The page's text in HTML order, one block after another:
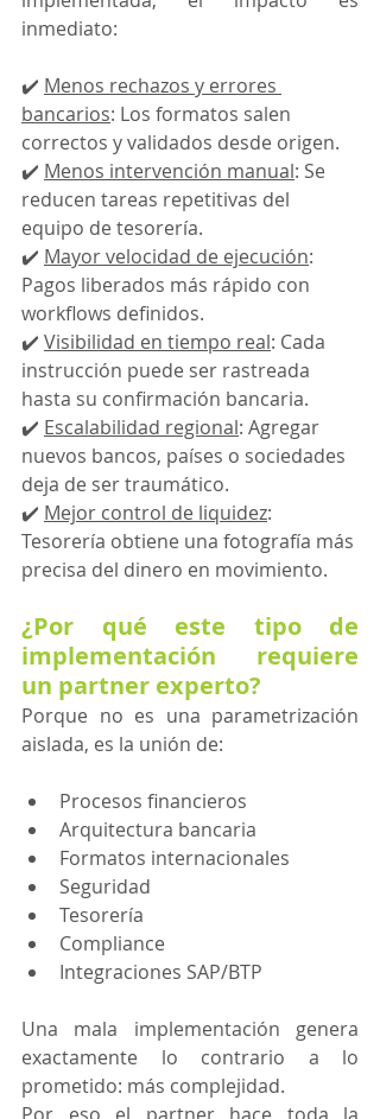
inmediato:
✔️ Menos rechazos y errores
bancarios: Los formatos salen
correctos y validados desde origen.
✔️ Menos intervención manual: Se
reducen tareas repetitivas del
equipo de tesorería.
✔️ Mayor velocidad de ejecución:
Pagos liberados más rápido con
workflows definidos.
✔️ Visibilidad en tiempo real: Cada
instrucción puede ser rastreada
hasta su confirmación bancaria.
✔️ Escalabilidad regional: Agregar
nuevos bancos, países o sociedades
deja de ser traumático.
✔️ Mejor control de liquidez:
Tesorería obtiene una fotografía más
precisa del dinero en movimiento.
¿Por qué este tipo de
implementación requiere
un partner experto?
Porque no es una parametrización
aislada, es la unión de:
Procesos financieros
Arquitectura bancaria
Formatos internacionales
Seguridad
Tesorería
Compliance
Integraciones SAP/BTP
Una mala implementación genera
exactamente lo contrario a lo
prometido: más complejidad.